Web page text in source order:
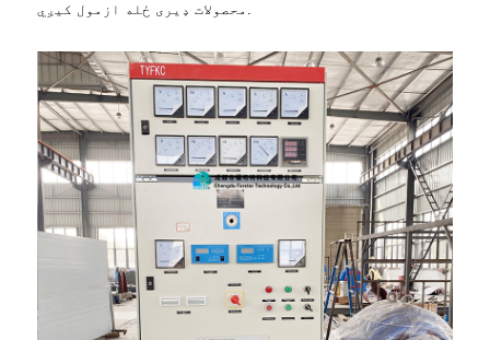
محصولات ډیری ځله ازمول کیږي.